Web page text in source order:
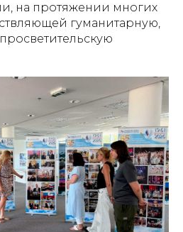
на протяжении многих
гуманитарную,